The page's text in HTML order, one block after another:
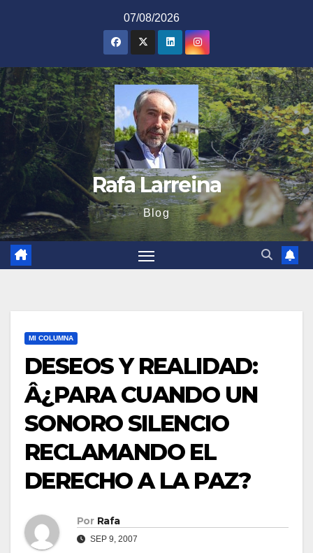
07/08/2026
Rafa Larreina
Blog
MI COLUMNA
DESEOS Y REALIDAD:
Â¿PARA CUANDO UN
SONORO SILENCIO
RECLAMANDO EL
DERECHO A LA PAZ?
Por Rafa
SEP 9, 2007